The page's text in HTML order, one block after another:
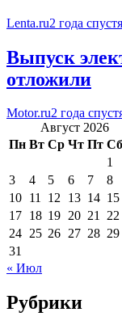
Lenta.ru2 года спустя
Выпуск
отложили
Motor.ru2 года
Август 2026
Пн Вт Ср Чт Пт Сб
1
3
4 5 6 7 8
10 11 12 13 14 15
17 18 19 20 21 22
24 25 26 27 28 29
31
« Июл
Рубрики